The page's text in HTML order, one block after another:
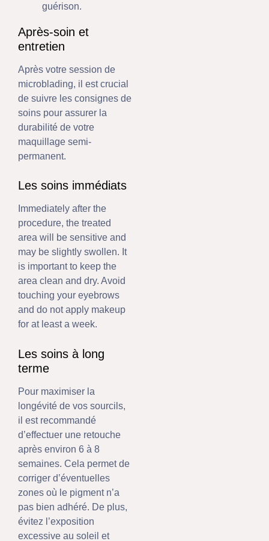
guérison.
Après-soin et
entretien
Après votre session de
microblading, il est crucial
de suivre les consignes de
soins pour assurer la
durabilité de votre
maquillage semi-
permanent.
Les soins immédiats
Immediately after the
procedure, the treated
area will be sensitive and
may be slightly swollen. It
is important to keep the
area clean and dry. Avoid
touching your eyebrows
and do not apply makeup
for at least a week.
Les soins à long
terme
Pour maximiser la
longévité de vos sourcils,
il est recommandé
d’effectuer une retouche
après environ 6 à 8
semaines. Cela permet de
corriger d’éventuelles
zones où le pigment n’a
pas bien adhéré. De plus,
évitez l’exposition
excessive au soleil et